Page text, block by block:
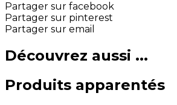
Partager sur facebook
Partager sur pinterest
Partager sur email
Découvrez aussi ...
Produits apparentés